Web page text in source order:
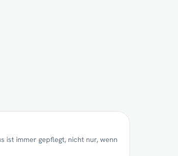
ist immer gepflegt, nicht nur, wenn